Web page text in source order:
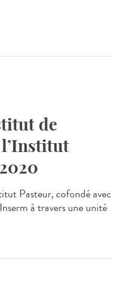
de
Pasteur, cofondé avec
à travers une unité